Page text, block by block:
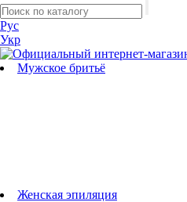
Рус
Укр
Мужское бритьё
Женская эпиляция